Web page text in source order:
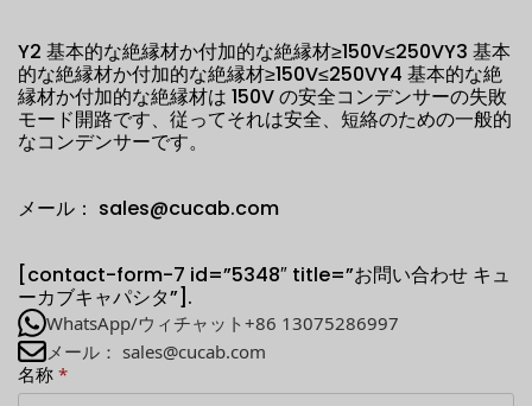
Y2 基本的な絶縁材か付加的な絶縁材≥150V≤250VY3 基本
的な絶縁材か付加的な絶縁材≥150V≤250VY4 基本的な絶
縁材か付加的な絶縁材は 150V の安全コンデンサーの失敗
モード開路です、従ってそれは安全、短絡のための一般的
なコンデンサーです。
メール： sales@cucab.com
[contact-form-7 id=”5348″ title=”お問い合わせ キュ
ーカブキャパシタ”].
WhatsApp/ウィチャット+86 13075286997
メール： sales@cucab.com
名称 *